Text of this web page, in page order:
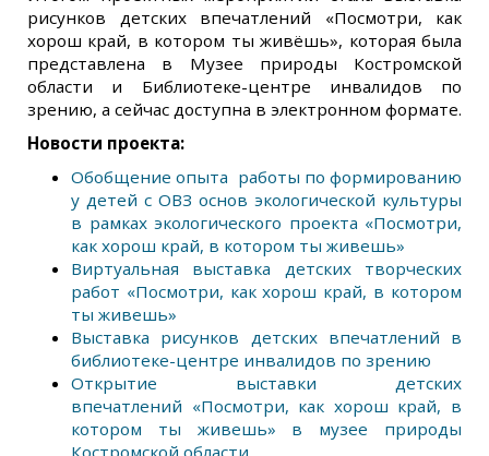
рисунков детских впечатлений «Посмотри, как
хорош край, в котором ты живёшь», которая была
представлена в Музее природы Костромской
области и Библиотеке-центре инвалидов по
зрению, а сейчас доступна в электронном формате.
Новости проекта:
Обобщение опыта работы по формированию
у детей с ОВЗ основ экологической культуры
в рамках экологического проекта «Посмотри,
как хорош край, в котором ты живешь»
Виртуальная выставка детских творческих
работ «Посмотри, как хорош край, в котором
ты живешь»
Выставка рисунков детских впечатлений в
библиотеке-центре инвалидов по зрению
Открытие выставки детских
впечатлений «Посмотри, как хорош край, в
котором ты живешь» в музее природы
Костромской области